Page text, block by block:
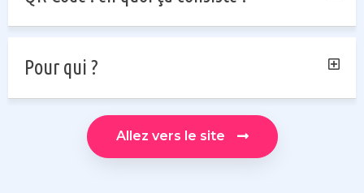
Pour qui ?
Allez vers le site